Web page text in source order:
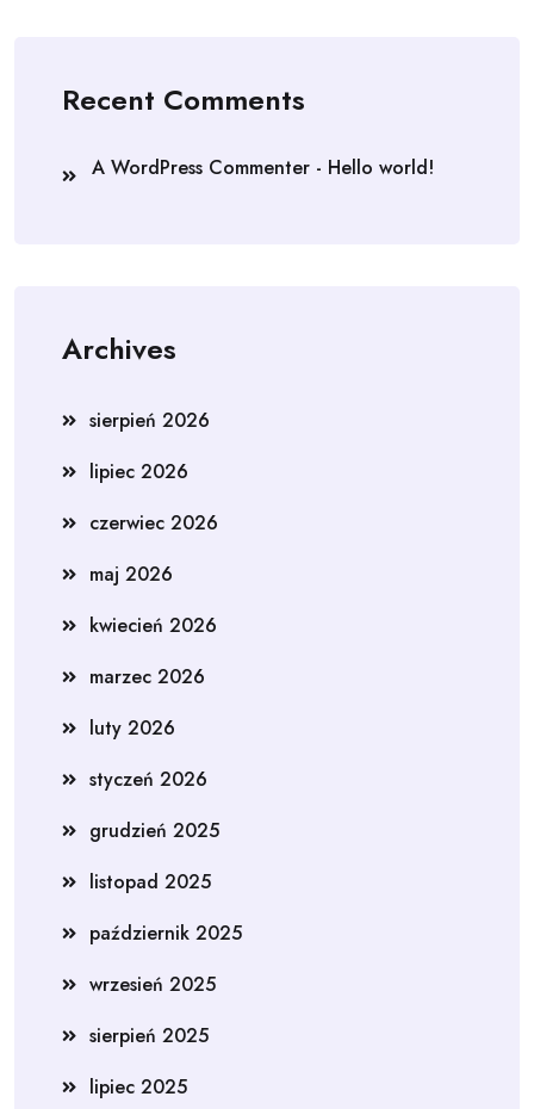
Recent Comments
A WordPress Commenter - Hello world!
Archives
sierpień 2026
lipiec 2026
czerwiec 2026
maj 2026
kwiecień 2026
marzec 2026
luty 2026
styczeń 2026
grudzień 2025
listopad 2025
październik 2025
wrzesień 2025
sierpień 2025
lipiec 2025